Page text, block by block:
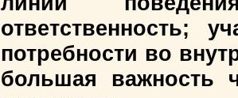
ответственность;
потребности во
большая важность